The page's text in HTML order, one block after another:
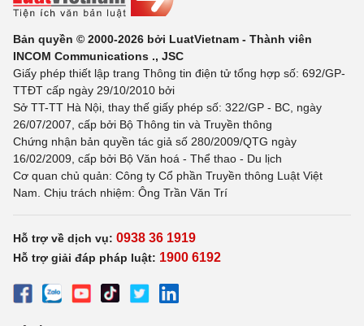
Bản quyền © 2000-2026 bởi LuatVietnam - Thành viên
INCOM Communications ., JSC
Giấy phép thiết lập trang Thông tin điện tử tổng hợp số: 692/GP-
TTĐT cấp ngày 29/10/2010 bởi
Sở TT-TT Hà Nội, thay thế giấy phép số: 322/GP - BC, ngày
26/07/2007, cấp bởi Bộ Thông tin và Truyền thông
Chứng nhận bản quyền tác giả số 280/2009/QTG ngày
16/02/2009, cấp bởi Bộ Văn hoá - Thể thao - Du lịch
Cơ quan chủ quản: Công ty Cổ phần Truyền thông Luật Việt
Nam. Chịu trách nhiệm: Ông Trần Văn Trí
Hỗ trợ về dịch vụ: 0938 36 1919
Hỗ trợ giải đáp pháp luật: 1900 6192